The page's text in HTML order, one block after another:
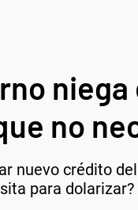
no
nuevo crédito
para dolarizar?